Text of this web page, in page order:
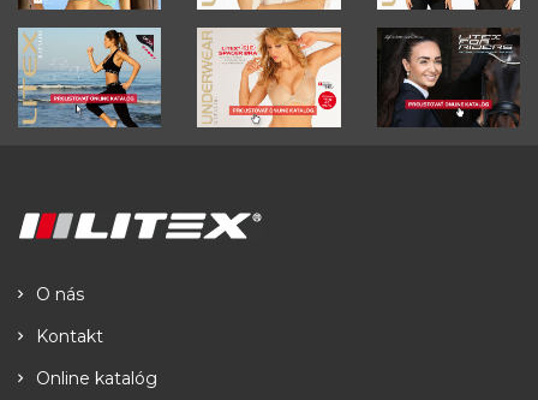
O nás
Kontakt
Online katalóg